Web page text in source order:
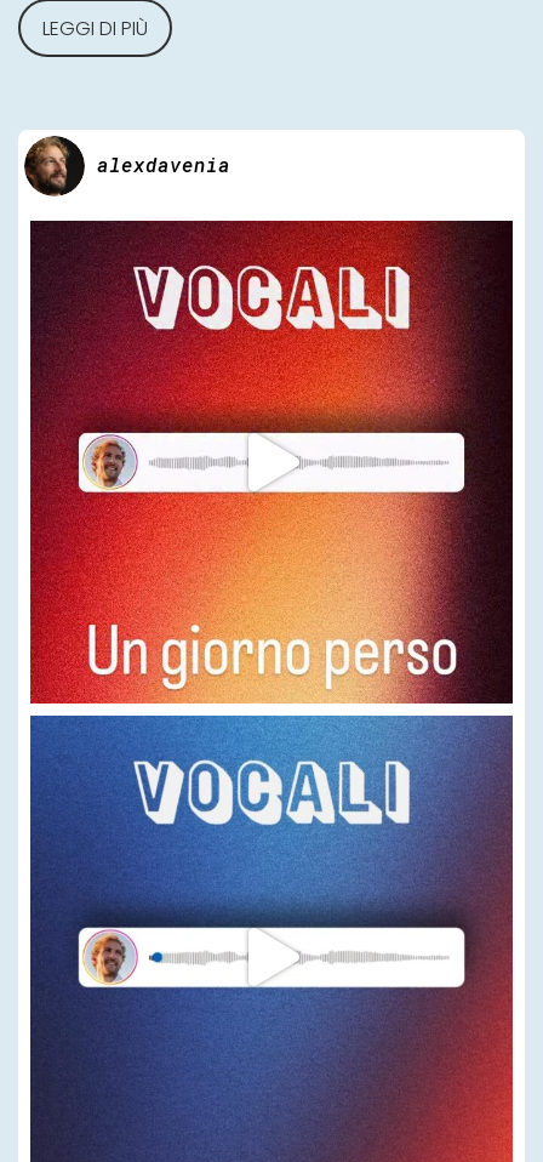
LEGGI DI PIÙ
alexdavenia